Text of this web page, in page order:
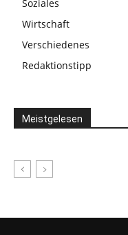
Soziales
Wirtschaft
Verschiedenes
Redaktionstipp
Meistgelesen